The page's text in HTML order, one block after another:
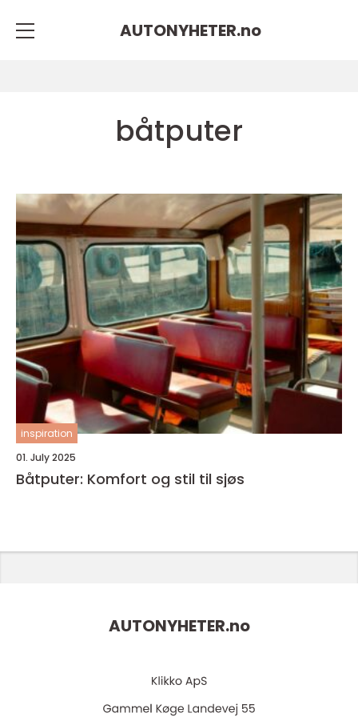
AUTONYHETER.no
båtputer
inspiration
01. July 2025
Båtputer: Komfort og stil til sjøs
AUTONYHETER.no